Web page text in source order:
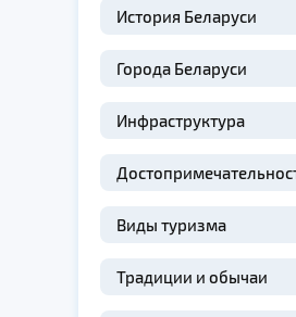
История Беларуси
Города Беларуси
Инфраструктура
Виды туризма
Традиции и обычаи